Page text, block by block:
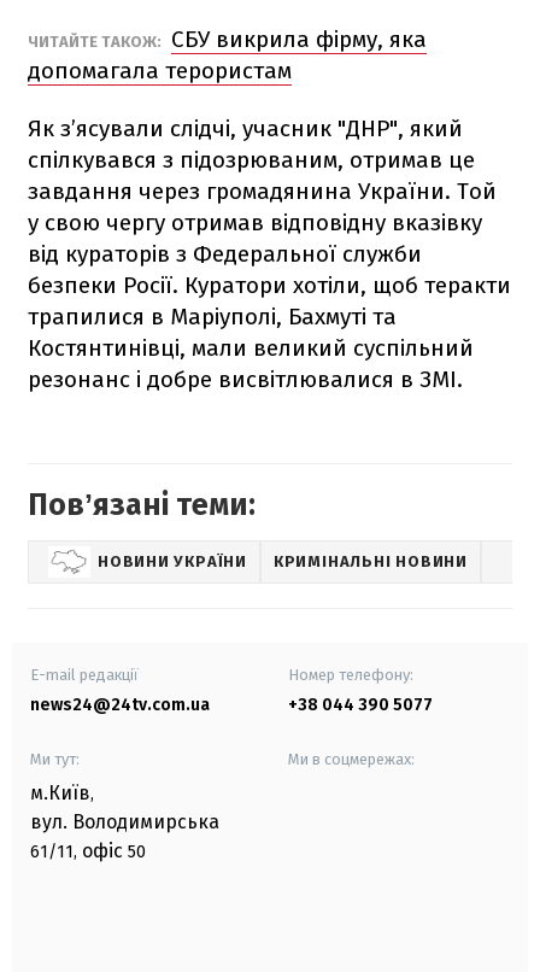
ЧИТАЙТЕ ТАКОЖ:
СБУ викрила фірму, яка
допомагала терористам
Як з’ясували слідчі, учасник "ДНР", який
спілкувався з підозрюваним, отримав це
завдання через громадянина України. Той
у свою чергу отримав відповідну вказівку
від кураторів з Федеральної служби
безпеки Росії. Куратори хотіли, щоб теракти
трапилися в Маріуполі, Бахмуті та
Костянтинівці, мали великий суспільний
резонанс і добре висвітлювалися в ЗМІ.
Повʼязані теми:
НОВИНИ УКРАЇНИ КРИМІНАЛЬНІ НОВИНИ
E-mail редакції
news24@24tv.com.ua
Номер телефону:
+38 044 390 5077
Ми тут:
м.Київ,
вул. Володимирська
61/11, офіс 50
Ми в соцмережах: